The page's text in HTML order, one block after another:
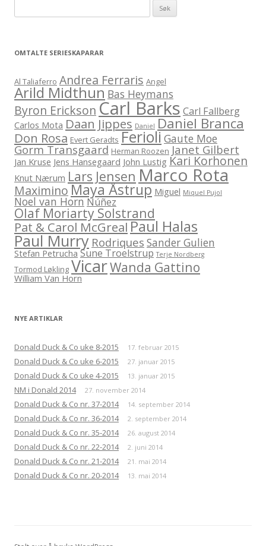
etter:
OMTALTE SERIESKAPARAR
Al Taliaferro Andrea Ferraris Angel
Arild Midthun Bas Heymans
Byron EricksonCarl Barks Carl Fallberg
Carlos Mota Daan Jippes Daniel Daniel Branca
Don Rosa Evert Geradts FerioliGaute Moe
Gorm Transgaard Herman Roozen Janet Gilbert
Jan Kruse Jens Hansegaard John Lustig Kari Korhonen
Knut Nærum Lars Jensen Marco Rota
MaximinoMaya Åstrup Miguel Miquel Pujol
Noel van Horn Núñez
Olaf Moriarty Solstrand
Pat & Carol McGrealPaul Halas
Paul Murry Rodriques Sander Gulien
Stefan Petrucha Sune Troelstrup Terje Nordberg
Tormod Løkling VicarWanda Gattino
William Van Horn
NYE ARTIKLAR
Donald Duck & Co uke 8-2015 17. februar 2015
Donald Duck & Co uke 6-2015 27. januar 2015
Donald Duck & Co uke 4-2015 13. januar 2015
NM i Donald 2014 27. november 2014
Donald Duck & Co nr. 37-2014 14. september 2014
Donald Duck & Co nr. 36-2014 2. september 2014
Donald Duck & Co nr. 35-2014 26. august 2014
Donald Duck & Co nr. 22-2014 2. juni 2014
Donald Duck & Co nr. 21-2014 21. mai 2014
Donald Duck & Co nr. 20-2014 13. mai 2014